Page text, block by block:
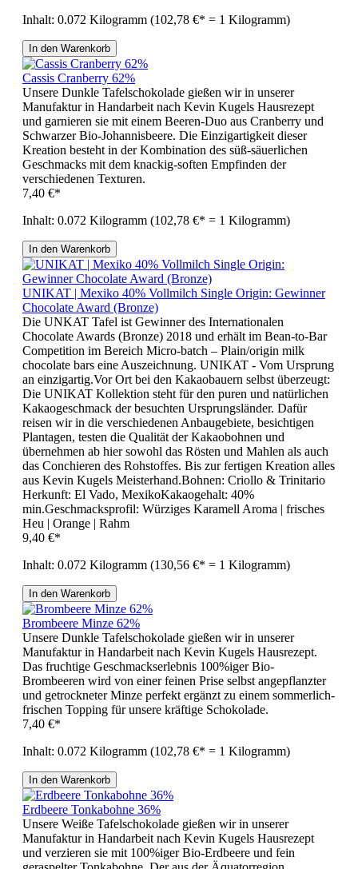
Inhalt: 0.072 Kilogramm (102,78 €* = 1 Kilogramm)
In den Warenkorb
Cassis Cranberry 62%
Unsere Dunkle Tafelschokolade gießen wir in unserer
Manufaktur in Handarbeit nach Kevin Kugels Hausrezept
und garnieren sie mit einem Beeren-Duo aus Cranberry und
Schwarzer Bio-Johannisbeere. Die Einzigartigkeit dieser
Kreation besteht in der Kombination des süß-säuerlichen
Geschmacks mit dem knackig-soften Empfinden der
verschiedenen Texturen.
7,40 €*
Inhalt: 0.072 Kilogramm (102,78 €* = 1 Kilogramm)
In den Warenkorb
UNIKAT | Mexiko 40% Vollmilch Single Origin: Gewinner
Chocolate Award (Bronze)
Die UNKAT Tafel ist Gewinner des Internationalen
Chocolate Awards (Bronze) 2018 und erhält im Bean-to-Bar
Competition im Bereich Micro-batch – Plain/origin milk
chocolate bars eine Auszeichnung. UNIKAT - Vom Ursprung
an einzigartig.Vor Ort bei den Kakaobauern selbst überzeugt:
Die UNIKAT Kollektion steht für den puren und natürlichen
Kakaogeschmack der besuchten Ursprungsländer. Dafür
reisen wir in die verschiedenen Anbaugebiete, besichtigen
Plantagen, testen die Qualität der Kakaobohnen und
übernehmen ab hier sowohl das Rösten und Mahlen als auch
das Conchieren des Rohstoffes. Bis zur fertigen Kreation alles
aus Kevin Kugels Meisterhand.Bohnen: Criollo & Trinitario
Herkunft: El Vado, MexikoKakaogehalt: 40%
min.Geschmacksprofil: Würziges Karamell Aroma | frisches
Heu | Orange | Rahm
9,40 €*
Inhalt: 0.072 Kilogramm (130,56 €* = 1 Kilogramm)
In den Warenkorb
Brombeere Minze 62%
Unsere Dunkle Tafelschokolade gießen wir in unserer
Manufaktur in Handarbeit nach Kevin Kugels Hausrezept.
Das fruchtige Geschmackserlebnis 100%iger Bio-
Brombeeren wird von einer feinen Prise selbst angepflanzter
und getrockneter Minze perfekt ergänzt zu einem sommerlich-
frischen Topping für unsere kräftige Schokolade.
7,40 €*
Inhalt: 0.072 Kilogramm (102,78 €* = 1 Kilogramm)
In den Warenkorb
Erdbeere Tonkabohne 36%
Unsere Weiße Tafelschokolade gießen wir in unserer
Manufaktur in Handarbeit nach Kevin Kugels Hausrezept
und verzieren sie mit 100%iger Bio-Erdbeere und fein